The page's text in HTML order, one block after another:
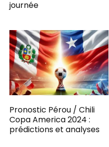
journée
Pronostic Pérou / Chili
Copa America 2024 :
prédictions et analyses